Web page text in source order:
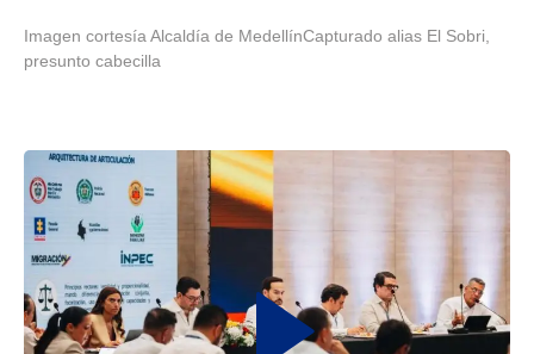
Imagen cortesía Alcaldía de MedellínCapturado alias El Sobri,
presunto cabecilla